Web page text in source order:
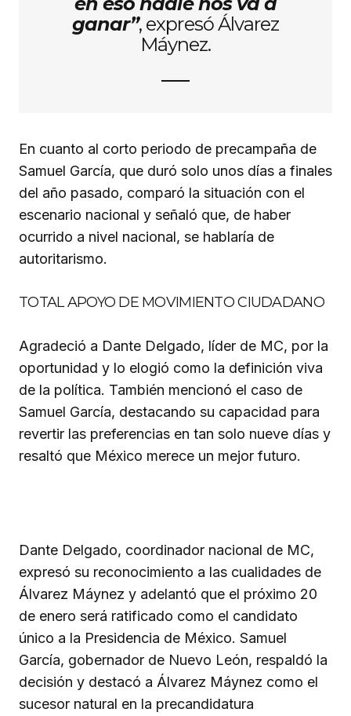
ganar”, expresó Álvarez
Máynez.
En cuanto al corto periodo de precampaña de
Samuel García, que duró solo unos días a finales
del año pasado, comparó la situación con el
escenario nacional y señaló que, de haber
ocurrido a nivel nacional, se hablaría de
autoritarismo.
TOTAL APOYO DE MOVIMIENTO CIUDADANO
Agradeció a Dante Delgado, líder de MC, por la
oportunidad y lo elogió como la definición viva
de la política. También mencionó el caso de
Samuel García, destacando su capacidad para
revertir las preferencias en tan solo nueve días y
resaltó que México merece un mejor futuro.
Dante Delgado, coordinador nacional de MC,
expresó su reconocimiento a las cualidades de
Álvarez Máynez y adelantó que el próximo 20
de enero será ratificado como el candidato
único a la Presidencia de México. Samuel
García, gobernador de Nuevo León, respaldó la
decisión y destacó a Álvarez Máynez como el
sucesor natural en la precandidatura